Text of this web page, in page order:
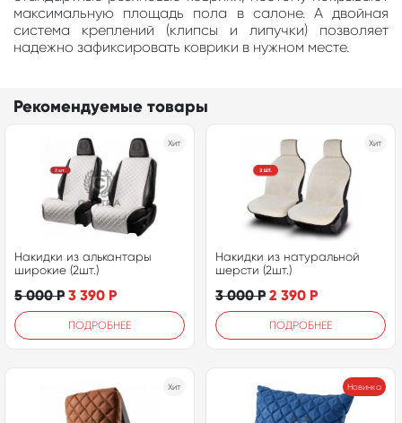
максимальную площадь пола в салоне. А двойная
система креплений (клипсы и липучки) позволяет
надежно зафиксировать коврики в нужном месте.
Рекомендуемые товары
Хит
Накидки из алькантары
широкие (2шт.)
5 000Р 3 390 Р
ПОДРОБНЕЕ
Хит
Накидки из натуральной
шерсти (2шт.)
3 000Р 2 390 Р
ПОДРОБНЕЕ
Хит Новинка